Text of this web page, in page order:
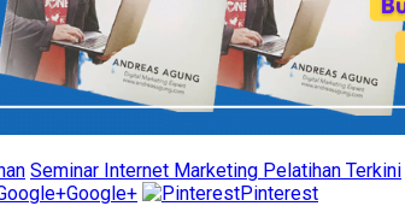
Seminar Internet Marketing Pelatihan Terkini
Google+ Pinterest